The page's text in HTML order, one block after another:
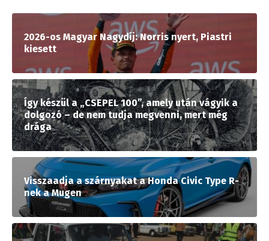
2026-os Magyar Nagydíj: Norris nyert, Piastri
kiesett
Így készül a „CSEPEL 100”, amely után vágyik a
dolgozó – de nem tudja megvenni, mert még
drága
Visszaadja a szárnyakat a Honda Civic Type R-
nek a Mugen